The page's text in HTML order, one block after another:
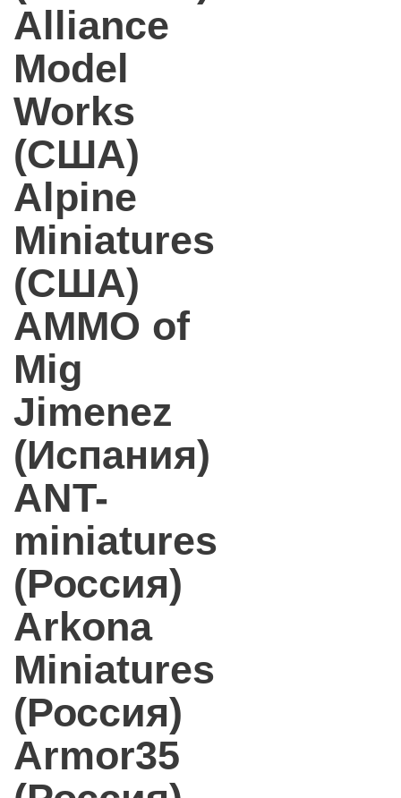
Alliance
Model
Works
(США)
Alpine
Miniatures
(США)
AMMO of
Mig
Jimenez
(Испания)
ANT-
miniatures
(Россия)
Arkona
Miniatures
(Россия)
Armor35